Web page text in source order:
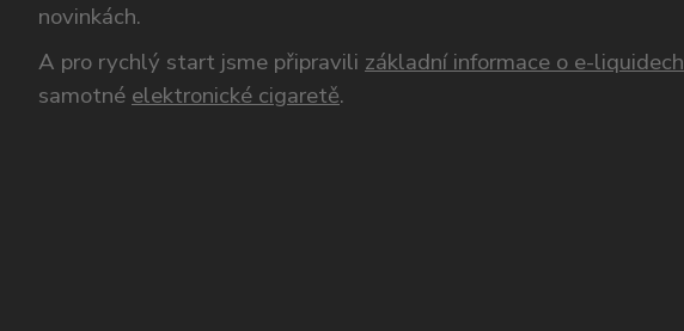
novinkách.
A pro rychlý start jsme připravili základní informace o e-liquidech
samotné elektronické cigaretě.